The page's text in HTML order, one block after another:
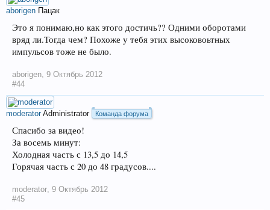
aborigen Пацак
Это я понимаю,но как этого достичь?? Одними оборотами
вряд ли.Тогда чем? Похоже у тебя этих высоковоьтных
импульсов тоже не было.
aborigen, 9 Октябрь 2012
#44
moderator Administrator Команда форума
Спасибо за видео!
За восемь минут:
Холодная часть с 13,5 до 14,5
Горячая часть с 20 до 48 градусов....
moderator, 9 Октябрь 2012
#45